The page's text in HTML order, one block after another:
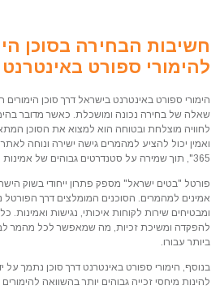
חשיבות הבחירה בסוכן
להימורי ספורט באינטרנט
הימורי ספורט באינטרנט בישראל דרך סוכן
שאלה של בחירה נכונה ומושכלת. כאשר מדובר
לחוויה מוצלחת ובטוחה הוא למצוא את הסוכן
ואמין יכול להציע למהמרים גישה ישירה ונוחה
365", תוך שמירה על סטנדרטים גבוהים של אמינות וביטחון.
פורטל "בטים ישראל" מספק פתרון ייחודי בשוק
אמינים למהמרים. הסוכנים המומלצים דרך הפורטל
ומבטיחים שירות לקוחות איכותי, נגישות ואמינות.
להפקדה ומשיכת זכיות, מה שמאפשר לכל מהמר
ביותר עבורו.
בנוסף, הימורי ספורט באינטרנט דרך סוכן נתמך
להינות מיחסי זכייה גבוהים יותר בהשוואה